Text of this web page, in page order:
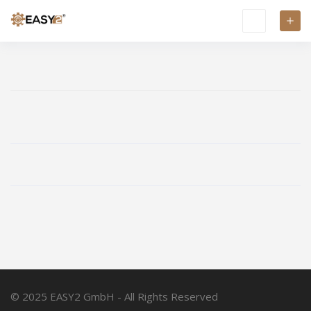
© 2025 EASY2 GmbH - All Rights Reserved